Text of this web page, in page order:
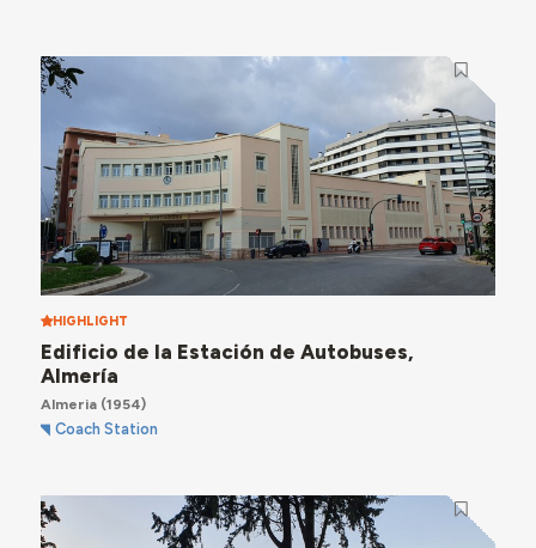
HIGHLIGHT
Edificio de la Estación de Autobuses,
Almería
Almeria(1954)
Coach Station